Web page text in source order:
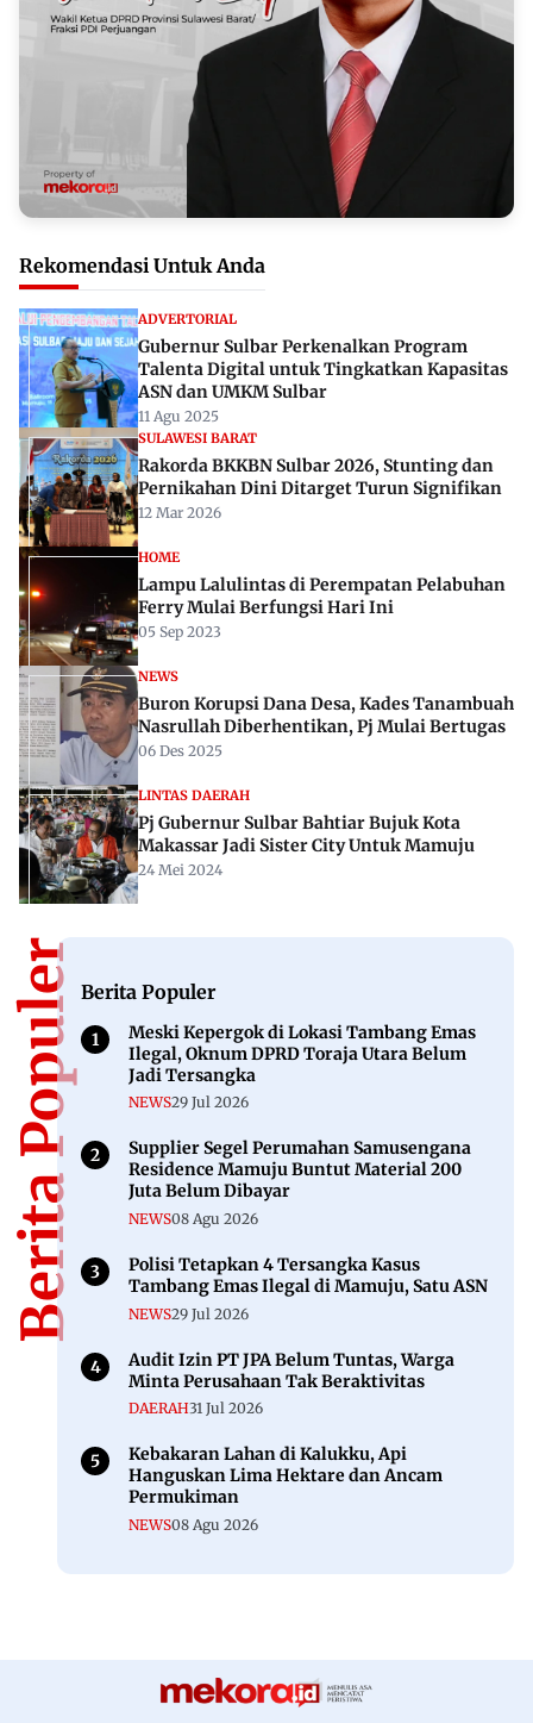
Rekomendasi Untuk Anda
ADVERTORIAL
Gubernur Sulbar Perkenalkan Program
Talenta Digital untuk Tingkatkan Kapasitas
ASN dan UMKM Sulbar
11 Agu 2025
SULAWESI BARAT
Rakorda BKKBN Sulbar 2026, Stunting dan
Pernikahan Dini Ditarget Turun Signifikan
12 Mar 2026
HOME
Lampu Lalulintas di Perempatan Pelabuhan
Ferry Mulai Berfungsi Hari Ini
05 Sep 2023
NEWS
Buron Korupsi Dana Desa, Kades Tanambuah
Nasrullah Diberhentikan, Pj Mulai Bertugas
06 Des 2025
LINTAS DAERAH
Pj Gubernur Sulbar Bahtiar Bujuk Kota
Makassar Jadi Sister City Untuk Mamuju
24 Mei 2024
Berita PopulerBerita Populer
Meski Kepergok di Lokasi Tambang Emas
Ilegal, Oknum DPRD Toraja Utara Belum
Jadi Tersangka
NEWS29 Jul 2026
Supplier Segel Perumahan Samusengana
Residence Mamuju Buntut Material 200
Juta Belum Dibayar
NEWS08 Agu 2026
Polisi Tetapkan 4 Tersangka Kasus
Tambang Emas Ilegal di Mamuju, Satu ASN
NEWS29 Jul 2026
Audit Izin PT JPA Belum Tuntas, Warga
Minta Perusahaan Tak Beraktivitas
DAERAH31 Jul 2026
Kebakaran Lahan di Kalukku, Api
Hanguskan Lima Hektare dan Ancam
Permukiman
NEWS08 Agu 2026